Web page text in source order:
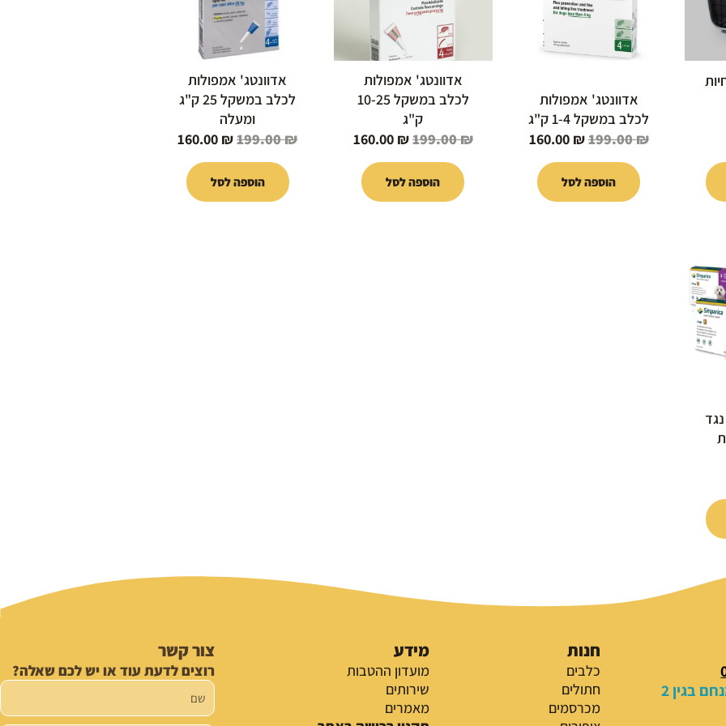
אדוונטג' אמפולות
לכלב במשקל 1-4 ק"ג
199.00₪
160.00 ₪
הוספה לסל
אדוונטג' אמפולות
לכלב במשקל 10-25
ק"ג
199.00₪
160.00 ₪
הוספה לסל
אדוונטג' אמפולות
לכלב במשקל 25 ק"ג
ומעלה
199.00₪
160.00 ₪
הוספה לסל
בגין 2
חנות
כלבים
חתולים
מכרסמים
מידע
מועדון ההטבות
שירותים
מאמרים
צור קשר
רוצים לדעת עוד או יש לכם שאלה?
שם